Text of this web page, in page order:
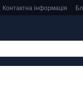
Контактна інформація